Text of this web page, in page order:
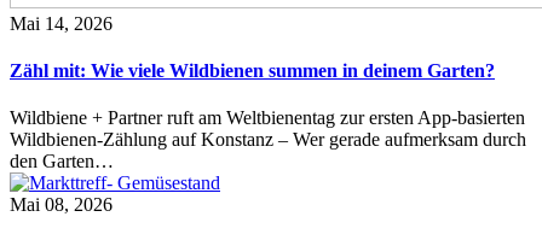
Mai 14, 2026
Zähl mit: Wie viele Wildbienen summen in deinem Garten?
Wildbiene + Partner ruft am Weltbienentag zur ersten App-basierten
Wildbienen-Zählung auf Konstanz – Wer gerade aufmerksam durch
den Garten…
Mai 08, 2026